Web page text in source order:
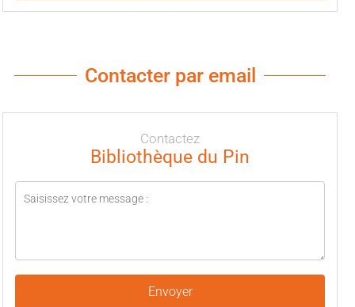
Contacter par email
Contactez
Bibliothèque du Pin
Envoyer